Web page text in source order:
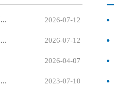
2026-07-12
2026-07-12
2026-04-07
2023-07-10